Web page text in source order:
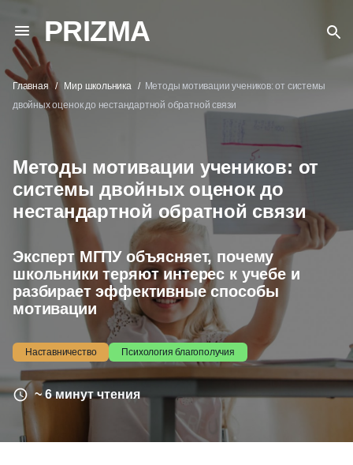
PRIZMA
Главная Мир школьника
Методы мотивации учеников: от системы
двойных оценок до нестандартной обратной связи
Методы мотивации учеников: от
системы двойных оценок до
нестандартной обратной связи
Эксперт МГПУ объясняет, почему
школьники теряют интерес к учебе и
разбирает эффективные способы
мотивации
Наставничество Психология благополучия
~ 6 минут чтения